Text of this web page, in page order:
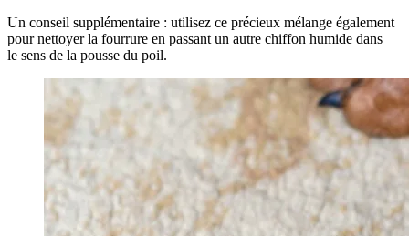
Un conseil supplémentaire : utilisez ce précieux mélange également
pour nettoyer la fourrure en passant un autre chiffon humide dans
le sens de la pousse du poil.